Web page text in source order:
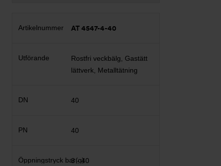
AT 4547-4-40
Rostfri veckbälg, Gastätt
lättverk, Metalltätning
40
40
3 - 40